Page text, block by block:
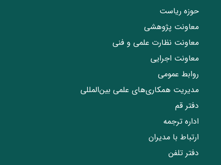
حوزه ریاست
معاونت پژوهشی
معاونت نظارت علمی و فنی
معاونت اجرایی
روابط عمومی
مدیریت همکاری‌های علمی بین‌المللی
دفتر قم
اداره ترجمه
ارتباط با مدیران
دفتر تلفن